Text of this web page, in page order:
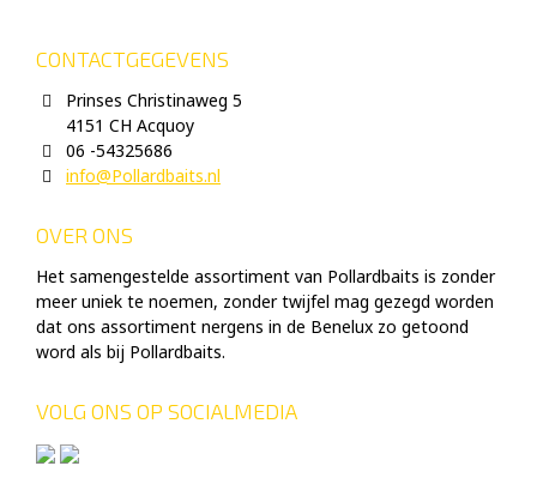
CONTACTGEGEVENS
Prinses Christinaweg 5
4151 CH Acquoy
06 -54325686
info@Pollardbaits.nl
OVER ONS
Het samengestelde assortiment van Pollardbaits is zonder
meer uniek te noemen, zonder twijfel mag gezegd worden
dat ons assortiment nergens in de Benelux zo getoond
word als bij Pollardbaits.
VOLG ONS OP SOCIALMEDIA